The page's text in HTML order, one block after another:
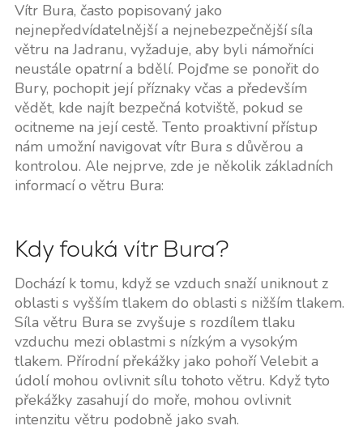
Vítr Bura, často popisovaný jako
nejnepředvídatelnější a nejnebezpečnější síla
větru na Jadranu, vyžaduje, aby byli námořníci
neustále opatrní a bdělí. Pojďme se ponořit do
Bury, pochopit její příznaky včas a především
vědět, kde najít bezpečná kotviště, pokud se
ocitneme na její cestě. Tento proaktivní přístup
nám umožní navigovat vítr Bura s důvěrou a
kontrolou. Ale nejprve, zde je několik základních
informací o větru Bura:
Kdy fouká vítr Bura?
Dochází k tomu, když se vzduch snaží uniknout z
oblasti s vyšším tlakem do oblasti s nižším tlakem.
Síla větru Bura se zvyšuje s rozdílem tlaku
vzduchu mezi oblastmi s nízkým a vysokým
tlakem. Přírodní překážky jako pohoří Velebit a
údolí mohou ovlivnit sílu tohoto větru. Když tyto
překážky zasahují do moře, mohou ovlivnit
intenzitu větru podobně jako svah.